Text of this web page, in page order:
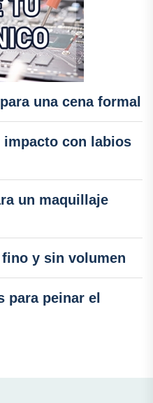
una cena formal
con labios
un maquillaje
y sin volumen
para peinar el